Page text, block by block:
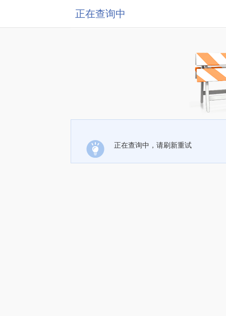
正在查询中
正在查询中，请刷新重试